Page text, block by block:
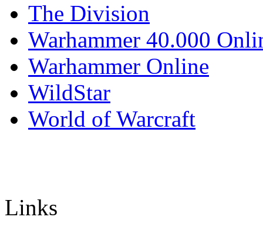
The Division
Warhammer 40.000
Warhammer Online
WildStar
World of Warcraft
Links